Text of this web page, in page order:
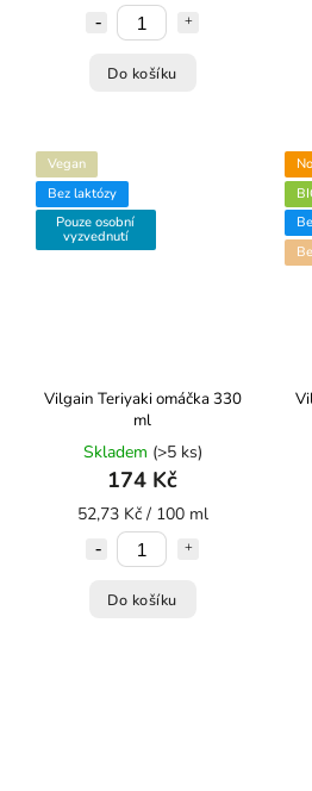
Do košíku
Vegan
Bez laktózy
Pouze osobní
vyzvednutí
Vilgain Teriyaki omáčka 330
ml
Skladem (>5 ks)
174 Kč
52,73 Kč / 100 ml
Do košíku